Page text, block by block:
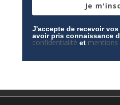
Je
J'accepte de recevoir
avoir pris connaissance
confidentialité et mentions